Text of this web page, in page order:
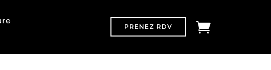
PRENEZ RDV